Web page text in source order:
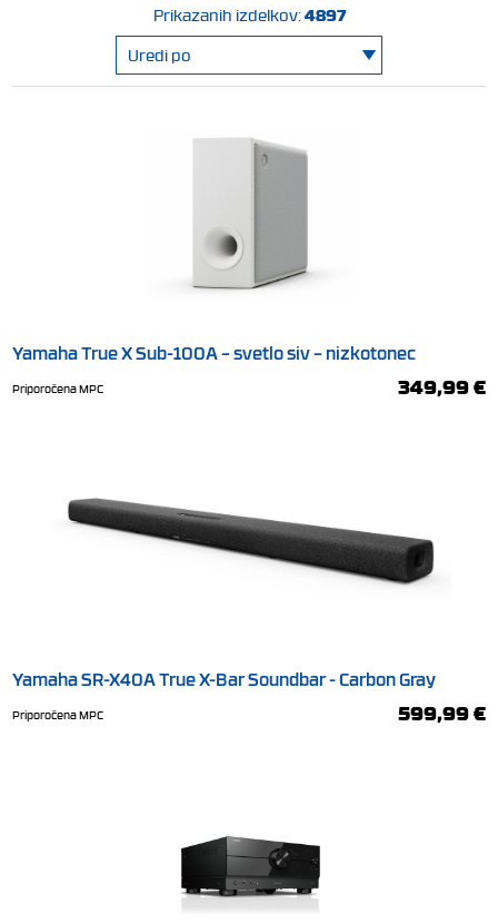
Prikazanih izdelkov:4897
Yamaha True X Sub-100A – svetlo siv – nizkotonec
Priporočena MPC 349,99 €
Yamaha SR-X40A True X-Bar Soundbar - Carbon Gray
Priporočena MPC 599,99 €